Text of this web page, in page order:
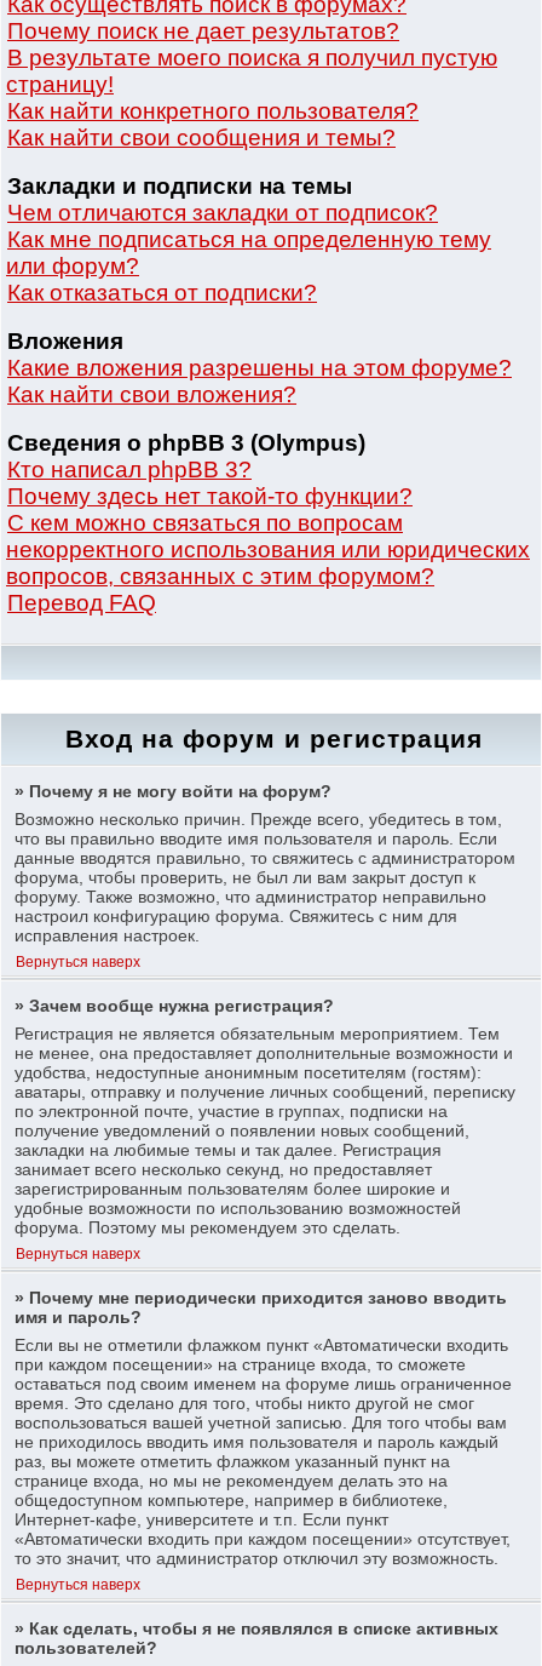
Почему поиск не дает результатов?
В результате моего поиска я получил пустую
страницу!
Как найти конкретного пользователя?
Как найти свои сообщения и темы?
Закладки и подписки на темы
Чем отличаются закладки от подписок?
Как мне подписаться на определенную тему
или форум?
Как отказаться от подписки?
Вложения
Какие вложения разрешены на этом форуме?
Как найти свои вложения?
Сведения о phpBB 3 (Olympus)
Кто написал phpBB 3?
Почему здесь нет такой-то функции?
С кем можно связаться по вопросам
некорректного использования или юридических
вопросов, связанных с этим форумом?
Перевод FAQ
Вход на форум и регистрация
» Почему я не могу войти на форум?
Возможно несколько причин. Прежде всего, убедитесь в том,
что вы правильно вводите имя пользователя и пароль. Если
данные вводятся правильно, то свяжитесь с администратором
форума, чтобы проверить, не был ли вам закрыт доступ к
форуму. Также возможно, что администратор неправильно
настроил конфигурацию форума. Свяжитесь с ним для
исправления настроек.
Вернуться наверх
» Зачем вообще нужна регистрация?
Регистрация не является обязательным мероприятием. Тем
не менее, она предоставляет дополнительные возможности и
удобства, недоступные анонимным посетителям (гостям):
аватары, отправку и получение личных сообщений, переписку
по электронной почте, участие в группах, подписки на
получение уведомлений о появлении новых сообщений,
закладки на любимые темы и так далее. Регистрация
занимает всего несколько секунд, но предоставляет
зарегистрированным пользователям более широкие и
удобные возможности по использованию возможностей
форума. Поэтому мы рекомендуем это сделать.
Вернуться наверх
» Почему мне периодически приходится заново вводить
имя и пароль?
Если вы не отметили флажком пункт «Автоматически входить
при каждом посещении» на странице входа, то сможете
оставаться под своим именем на форуме лишь ограниченное
время. Это сделано для того, чтобы никто другой не смог
воспользоваться вашей учетной записью. Для того чтобы вам
не приходилось вводить имя пользователя и пароль каждый
раз, вы можете отметить флажком указанный пункт на
странице входа, но мы не рекомендуем делать это на
общедоступном компьютере, например в библиотеке,
Интернет-кафе, университете и т.п. Если пункт
«Автоматически входить при каждом посещении» отсутствует,
то это значит, что администратор отключил эту возможность.
Вернуться наверх
» Как сделать, чтобы я не появлялся в списке активных
пользователей?